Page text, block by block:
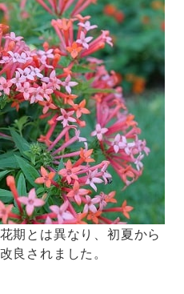
期とは異なり、初夏から
良されました。